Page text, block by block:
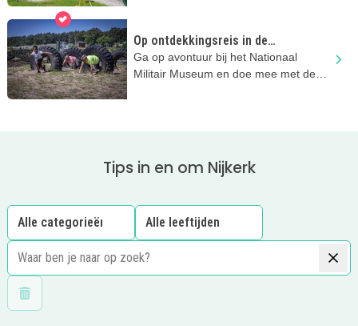
Op ontdekkingsreis in de
zomervakantie
Ga op avontuur bij het Nationaal
Militair Museum en doe mee met de
Tips in en om Nijkerk
Wis filters